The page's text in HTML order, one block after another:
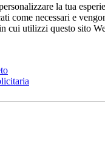
la tua
come necessari e
cui utilizzi questo sito